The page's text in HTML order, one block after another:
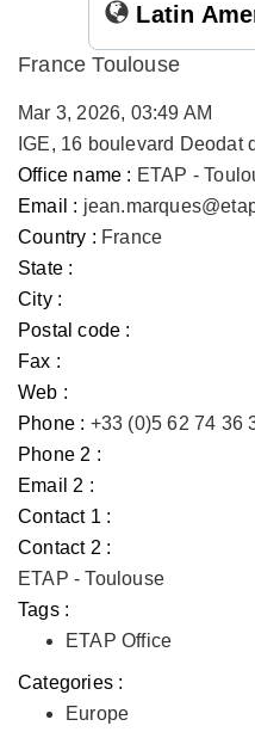
Latin
France Toulouse
Mar 3, 2026, 03:49 AM
IGE, 16 boulevard
Office name : ETAP -
Email :
Country : France
State :
City :
Postal code :
Fax :
Web :
Phone : +33 (0)5 62 74 36
Phone 2 :
Email 2 :
Contact 1 :
Contact 2 :
ETAP - Toulouse
Tags :
ETAP Office
Categories :
Europe